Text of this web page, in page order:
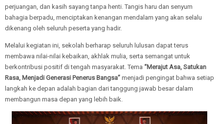
perjuangan, dan kasih sayang tanpa henti. Tangis haru dan senyum
bahagia berpadu, menciptakan kenangan mendalam yang akan selalu
dikenang oleh seluruh peserta yang hadir.
Melalui kegiatan ini, sekolah berharap seluruh lulusan dapat terus
membawa nilai-nilai kebaikan, akhlak mulia, serta semangat untuk
berkontribusi positif di tengah masyarakat. Tema “Merajut Asa, Satukan
Rasa, Menjadi Generasi Penerus Bangsa” menjadi pengingat bahwa setiap
langkah ke depan adalah bagian dari tanggung jawab besar dalam
membangun masa depan yang lebih baik.